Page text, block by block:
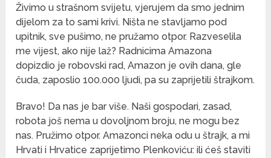
Živimo u strašnom svijetu, vjerujem da smo jednim
dijelom za to sami krivi. Ništa ne stavljamo pod
upitnik, sve pušimo, ne pružamo otpor. Razveselila
me vijest, ako nije laž? Radnicima Amazona
dopizdio je robovski rad, Amazon je ovih dana, gle
čuda, zaposlio 100.000 ljudi, pa su zaprijetili štrajkom.
Bravo! Da nas je bar više. Naši gospodari, zasad,
robota još nema u dovoljnom broju, ne mogu bez
nas. Pružimo otpor. Amazonci neka odu u štrajk, a mi
Hrvati i Hrvatice zaprijetimo Plenkoviću: ili ćeš staviti